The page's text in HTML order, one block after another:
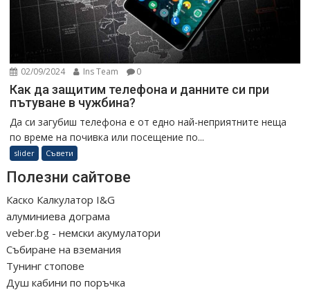
02/09/2024 Ins Team 0
Как да защитим телефона и данните си при
пътуване в чужбина?
Да си загубиш телефона е от едно най-неприятните неща
по време на почивка или посещение по...
slider Съвети
Полезни сайтове
Каско Калкулатор I&G
алуминиева дограма
veber.bg - немски акумулатори
Събиране на вземания
Тунинг стопове
Душ кабини по поръчка